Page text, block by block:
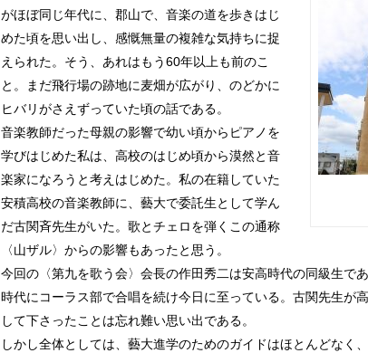
がほぼ同じ年代に、郡山で、音楽の道を歩きはじ
めた頃を思い出し、感慨無量の複雑な気持ちに捉
えられた。そう、あれはもう60年以上も前のこ
と。まだ飛行場の跡地に麦畑が広がり、のどかに
ヒバリがさえずっていた頃の話である。
音楽教師だった母親の影響で幼い頃からピアノを
学びはじめた私は、高校のはじめ頃から漠然と音
楽家になろうと考えはじめた。私の在籍していた
安積高校の音楽教師に、藝大で委託生として学ん
だ古関斉先生がいた。歌とチェロを弾くこの通称
〈山ザル〉からの影響もあったと思う。
今回の〈第九を歌う会〉会長の作田秀二は安高時代の同級生で
時代にコーラス部で合唱を続け今日に至っている。古関先生が
して下さったことは忘れ難い思い出である。
しかし全体としては、藝大進学のためのガイドはほとんどなく